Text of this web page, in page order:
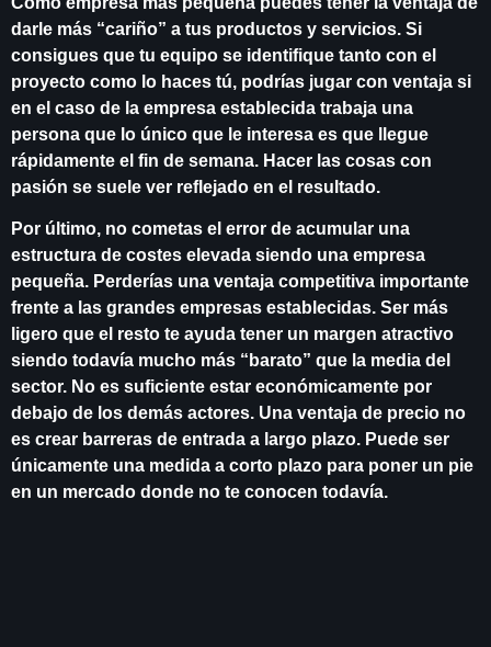
darle más “cariño” a tus productos y servicios. Si
consigues que tu equipo se identifique tanto con el
proyecto como lo haces tú, podrías jugar con ventaja si
en el caso de la empresa establecida trabaja una
persona que lo único que le interesa es que llegue
rápidamente el fin de semana. Hacer las cosas con
pasión se suele ver reflejado en el resultado.
Por último, no cometas el error de acumular una
estructura de costes elevada siendo una empresa
pequeña. Perderías una ventaja competitiva importante
frente a las grandes empresas establecidas. Ser más
ligero que el resto te ayuda tener un margen atractivo
siendo todavía mucho más “barato” que la media del
sector. No es suficiente estar económicamente por
debajo de los demás actores. Una ventaja de precio no
es crear barreras de entrada a largo plazo. Puede ser
únicamente una medida a corto plazo para poner un pie
en un mercado donde no te conocen todavía.